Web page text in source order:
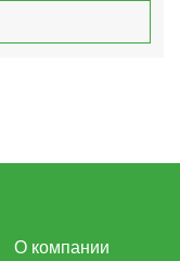
О компании